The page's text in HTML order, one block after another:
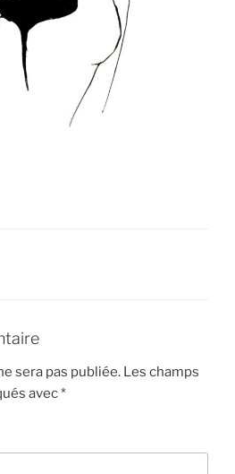
sera pas publiée. Les champs
avec*